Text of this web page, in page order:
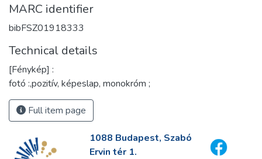
MARC identifier
bibFSZ01918333
Technical details
[Fénykép] :
fotó :,pozitív, képeslap, monokróm ;
Full item page
1088 Budapest, Szabó
Ervin tér 1.